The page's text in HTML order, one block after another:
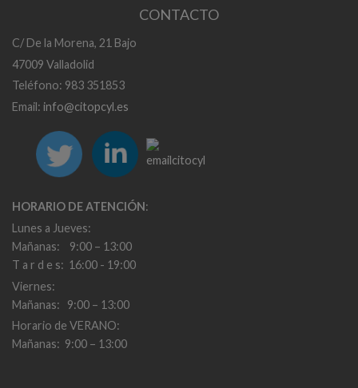
CONTACTO
C/ De la Morena, 21 Bajo
47009 Valladolid
Teléfono: 983 351853
Email: info@citopcyl.es
HORARIO DE ATENCIÓN:
Lunes a Jueves:
Mañanas: 9:00 – 13:00
T a r d e s: 16:00 - 19:00
Viernes:
Mañanas: 9:00 – 13:00
Horario de VERANO:
Mañanas: 9:00 – 13:00